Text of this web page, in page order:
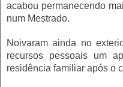
acabou permanecendo
num Mestrado.
Noivaram ainda no
recursos pessoais um
residência familiar após o